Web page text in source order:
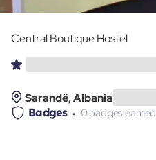
Central Boutique Hostel
Sarandë, Albania
Badges 0 badges earned